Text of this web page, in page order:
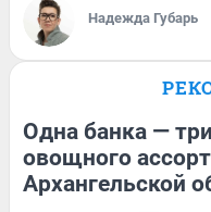
Надежда Губарь
Одна банка —
овощного
Архангельской